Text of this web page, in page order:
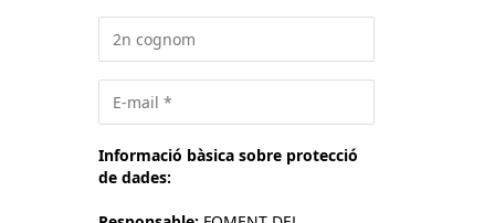
Informació bàsica sobre protecció
de dades: